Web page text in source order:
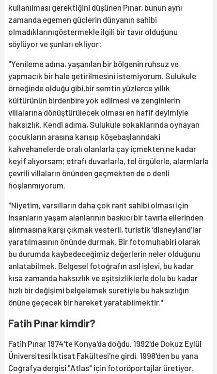
kullanılması gerektiğini düşünen Pınar, bunun aynı
zamanda egemen güçlerin dünyanın sahibi
olmadıklarınıgöstermekle ilgili bir tavır olduğunu
söylüyor ve şunları ekliyor:
"Yenileme adına, yaşanılan bir bölgenin ruhsuz ve
yapmacık bir hale getirilmesini istemiyorum. Sulukule
örneğinde olduğu gibi,bir semtin yüzlerce yıllık
kültürünün birdenbire yok edilmesi ve zenginlerin
villalarına dönüştürülecek olması en hafif deyimiyle
haksızlık. Kendi adıma, Sulukule sokaklarında oynayan
çocukların arasına karışıp köşebaşlarındaki
kahvehanelerde oralı olanlarla çay içmekten ne kadar
keyif alıyorsam; etrafı duvarlarla, tel örgülerle, alarmlarla
çevrili villaların önünden geçmekten de o denli
hoşlanmıyorum.
"Niyetim, varsılların daha çok rant sahibi olması için
insanların yaşam alanlarının baskıcı bir tavırla ellerinden
alınmasına karşı çıkmak vesteril, turistik ‘disneyland’lar
yaratılmasının önünde durmak. Bir fotomuhabiri olarak
bu durumda kaybedeceğimiz değerlerin neler olduğunu
anlatabilmek. Belgesel fotoğrafın asıl işlevi, bu kadar
kısa zamanda haksızlık ve eşitsizliklerle dolu bu kadar
hızlı bir değişimi belgelemek suretiyle bu haksızlığın
önüne geçecek bir hareket yaratabilmektir."
Fatih Pınar kimdir?
Fatih Pınar 1974'te Konya'da doğdu. 1992'de Dokuz Eylül
Üniversitesi İktisat Fakültesi'ne girdi. 1998'den bu yana
Coğrafya dergisi "Atlas" için fotoröportajlar üretiyor.